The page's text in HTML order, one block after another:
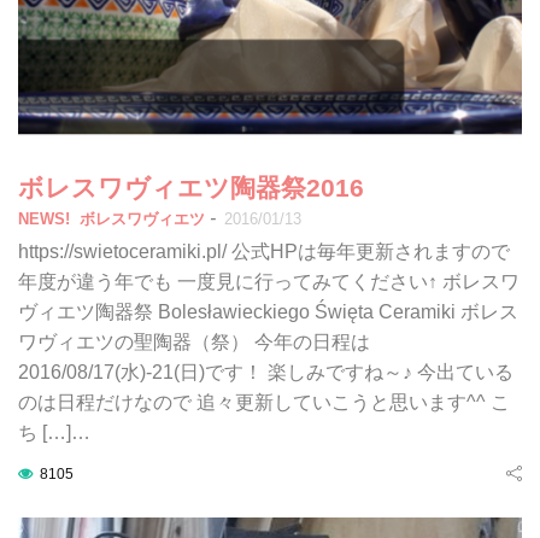
ボレスワヴィエツ陶器祭2016
NEWS! ボレスワヴィエツ - 2016/01/13
https://swietoceramiki.pl/ 公式HPは毎年更新されますので
年度が違う年でも 一度見に行ってみてください↑ ボレスワ
ヴィエツ陶器祭 Bolesławieckiego Święta Ceramiki ボレス
ワヴィエツの聖陶器（祭） 今年の日程は
2016/08/17(水)-21(日)です！ 楽しみですね～♪ 今出ている
のは日程だけなので 追々更新していこうと思います^^ こ
ち […]…
8105